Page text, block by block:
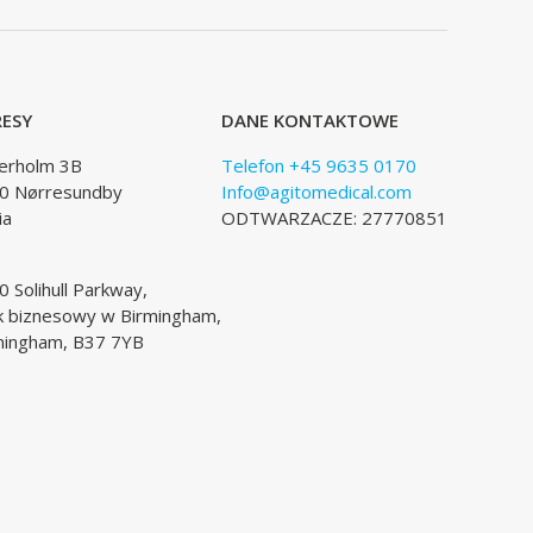
3B
Nørresundby
Solihull Parkway,
biznesowy w Birmingham,
B37 7YB
DANE KONTAKTOWE
Telefon +45 9635 0170
Info@agitomedical.com
ODTWARZACZE: 27770851